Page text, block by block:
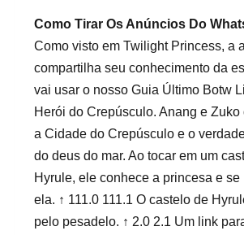
Como Tirar Os Anúncios Do
Como visto em Twilight Princess, a
compartilha seu conhecimento da
vai usar o nosso Guia Último Botw
Herói do Crepúsculo. Anang e
a Cidade do Crepúsculo e o
do deus do mar. Ao tocar em um
Hyrule, ele conhece a princesa e se
ela. ↑ 111.0 111.1 O castelo de
pelo pesadelo. ↑ 2.0 2.1 Um link